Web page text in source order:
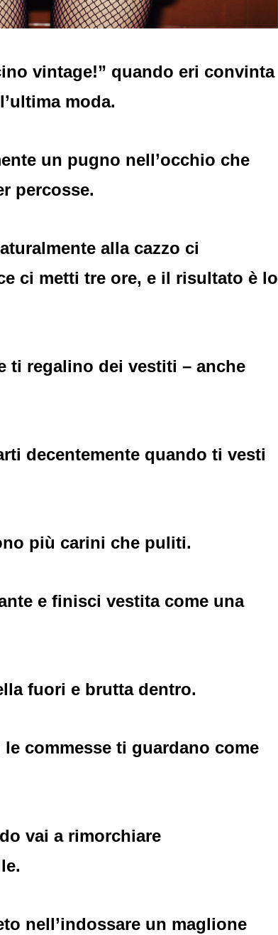
vintage!” quando eri convinta
moda.
un pugno nell’occhio che
percosse.
alla cazzo ci
ci metti tre ore, e il risultato è lo
ti regalino dei vestiti – anche
decentemente quando ti vesti
più carini che puliti.
e finisci vestita come una
fuori e brutta dentro.
commesse ti guardano come
vai a rimorchiare
nell’indossare un maglione